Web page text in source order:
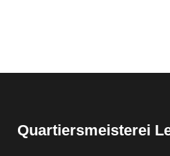
Quartiersmeisterei